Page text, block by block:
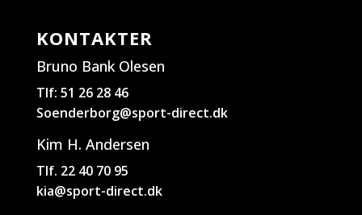
KONTAKTER
Bruno Bank Olesen
Tlf: 51 26 28 46
Soenderborg@sport-direct.dk
Kim H. Andersen
Tlf. 22 40 70 95
kia@sport-direct.dk